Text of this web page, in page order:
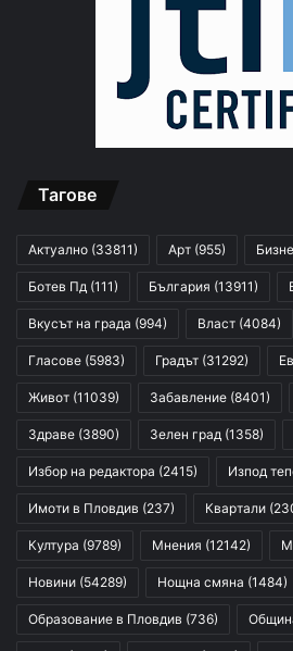
Тагове
Актуално (33811) Арт (955)
Ботев Пд (111) България (13911)
Вкусът на града (994) Власт (4084)
Гласове (5983) Градът (31292)
Живот (11039) Забавление (8401)
Здраве (3890) Зелен град (1358)
Избор на редактора (2415) Изпод
Имоти в Пловдив (237) Квартали
Култура (9789) Мнения (12142)
Новини (54289) Нощна смяна (1484)
Образование в Пловдив (736)